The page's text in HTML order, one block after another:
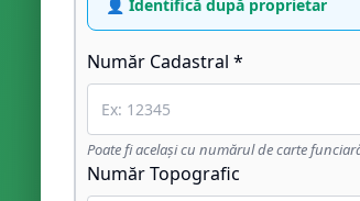
👤 Identifică după proprietar
Număr Cadastral *
Poate fi același cu numărul de carte
Număr Topografic